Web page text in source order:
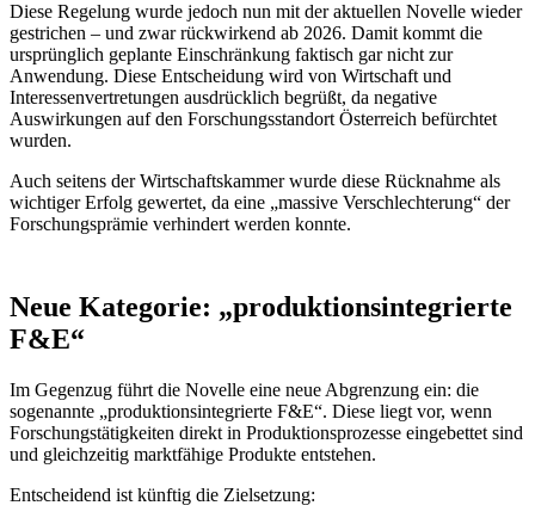
Diese Regelung wurde jedoch nun mit der aktuellen Novelle wieder
gestrichen – und zwar rückwirkend ab 2026. Damit kommt die
ursprünglich geplante Einschränkung faktisch gar nicht zur
Anwendung. Diese Entscheidung wird von Wirtschaft und
Interessenvertretungen ausdrücklich begrüßt, da negative
Auswirkungen auf den Forschungsstandort Österreich befürchtet
wurden.
Auch seitens der Wirtschaftskammer wurde diese Rücknahme als
wichtiger Erfolg gewertet, da eine „massive Verschlechterung“ der
Forschungsprämie verhindert werden konnte.
Neue Kategorie: „produktionsintegrierte
F&E“
Im Gegenzug führt die Novelle eine neue Abgrenzung ein: die
sogenannte „produktionsintegrierte F&E“. Diese liegt vor, wenn
Forschungstätigkeiten direkt in Produktionsprozesse eingebettet sind
und gleichzeitig marktfähige Produkte entstehen.
Entscheidend ist künftig die Zielsetzung: